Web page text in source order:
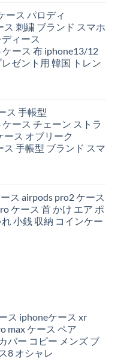
ース パロディ
刺繍 ブランド スマホ
ィース
ース 布 iphone13/12
ゼント用 韓国 トレン
ス 手帳型
ース チェーン ストラ
ス オブリーク
手帳型 ブランド スマ
ス airpods pro2 ケース
ケース 首 かけ エア ポ
小銭 収納 コインケー
ス iphoneケース xr
max ケース ペア
バー コピー メンズ ブ
8 オシャレ